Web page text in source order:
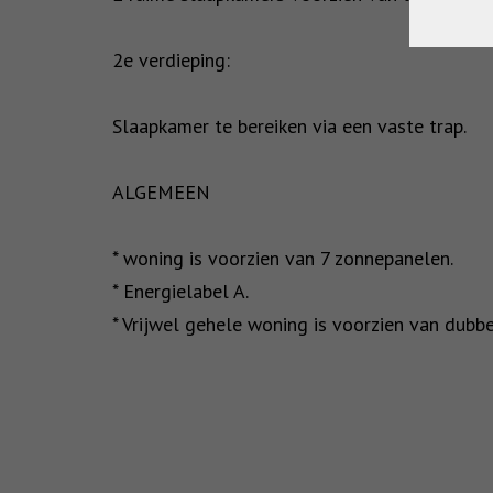
2e verdieping:
Slaapkamer te bereiken via een vaste trap.
ALGEMEEN
* woning is voorzien van 7 zonnepanelen.
* Energielabel A.
* Vrijwel gehele woning is voorzien van